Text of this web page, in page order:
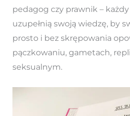
pedagog czy prawnik –
uzupełnią swoją wiedzę, by
prosto i bez skrępowania
pączkowaniu, gametach,
seksualnym.